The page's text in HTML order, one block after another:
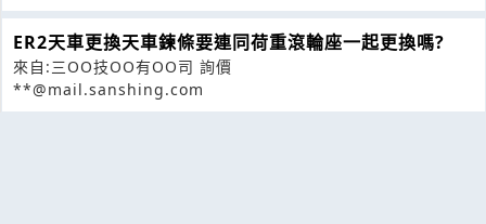
ER2天車更換天車鍊條要連同荷重滾輪座一起更換嗎?
來自:三OO技OO有OO司 詢價
**@mail.sanshing.com